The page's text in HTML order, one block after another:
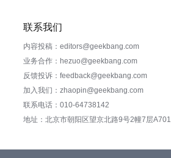
联系我们
内容投稿：editors@geekbang.com
业务合作：hezuo@geekbang.com
反馈投诉：feedback@geekbang.com
加入我们：zhaopin@geekbang.com
联系电话：010-64738142
地址：北京市朝阳区望京北路9号2幢7层A701